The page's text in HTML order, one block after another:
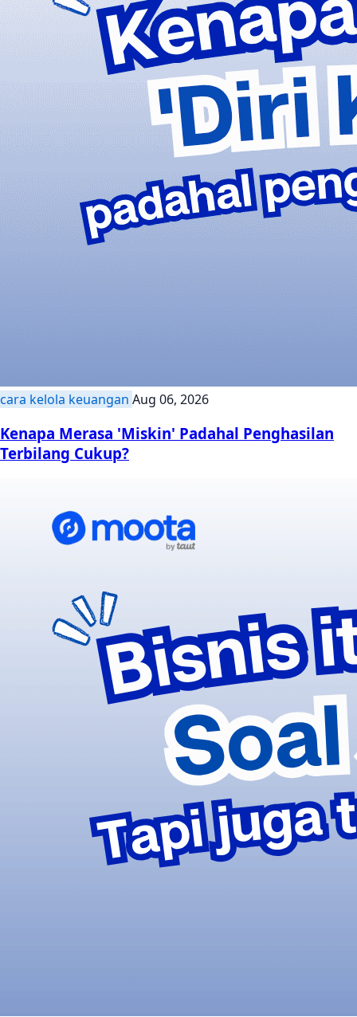
cara kelola keuangan Aug 06, 2026
Kenapa Merasa 'Miskin' Padahal Penghasilan
Terbilang Cukup?